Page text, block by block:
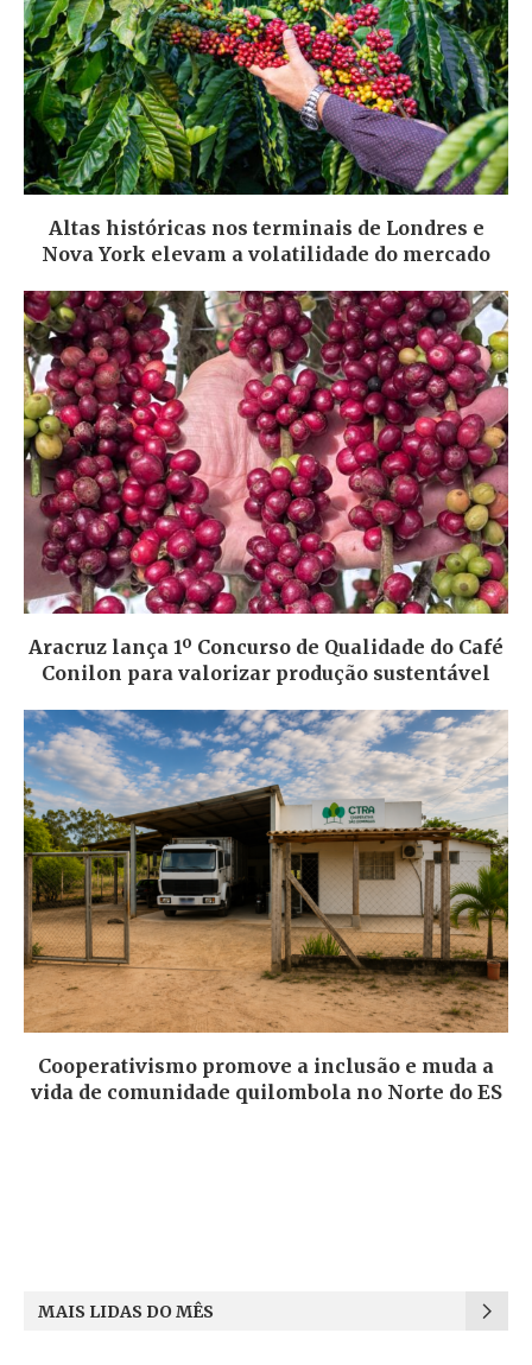
Altas históricas nos terminais de Londres e
Nova York elevam a volatilidade do mercado
Aracruz lança 1º Concurso de Qualidade do Café
Conilon para valorizar produção sustentável
Cooperativismo promove a inclusão e muda a
vida de comunidade quilombola no Norte do ES
MAIS LIDAS DO MÊS